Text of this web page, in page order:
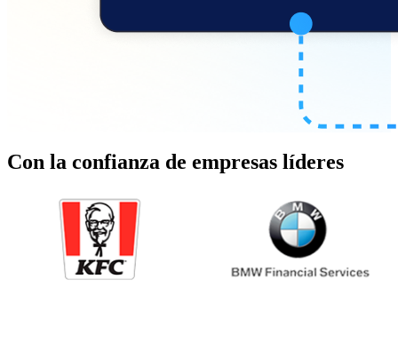
Con la confianza de empresas líderes